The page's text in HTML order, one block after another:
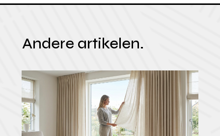
Andere artikelen.